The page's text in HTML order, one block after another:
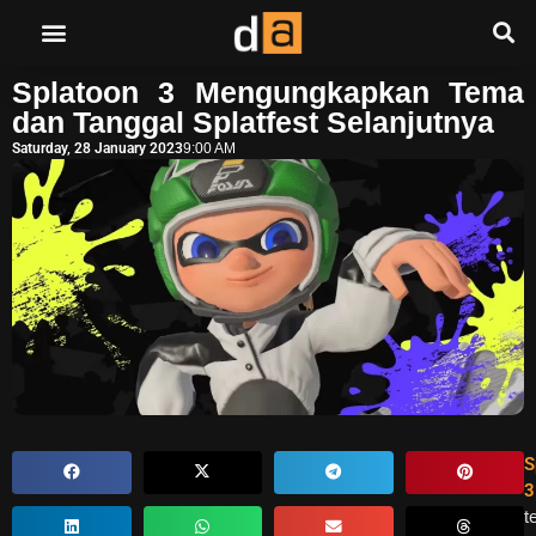
Splatoon 3 Mengungkapkan Tema
dan Tanggal Splatfest Selanjutnya
Saturday, 28 January 20239:00 AM
3